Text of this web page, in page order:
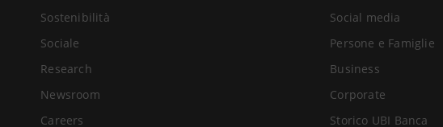
Sostenibilità
Sociale
Research
Newsroom
Careers
Social media
Persone e Famiglie
Business
Corporate
Storico UBI Banca